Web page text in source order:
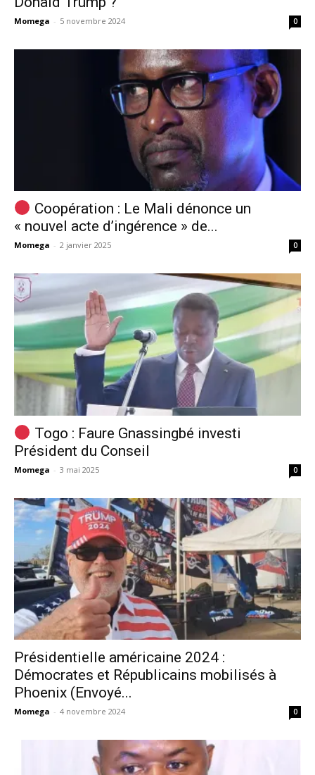
Momega - 5 novembre 2024 0
Coopération : Le Mali dénonce un
« nouvel acte d’ingérence » de...
Momega - 2 janvier 2025 0
Togo : Faure Gnassingbé investi
Président du Conseil
Momega - 3 mai 2025 0
Présidentielle américaine 2024 :
Démocrates et Républicains mobilisés à
Phoenix (Envoyé...
Momega - 4 novembre 2024 0